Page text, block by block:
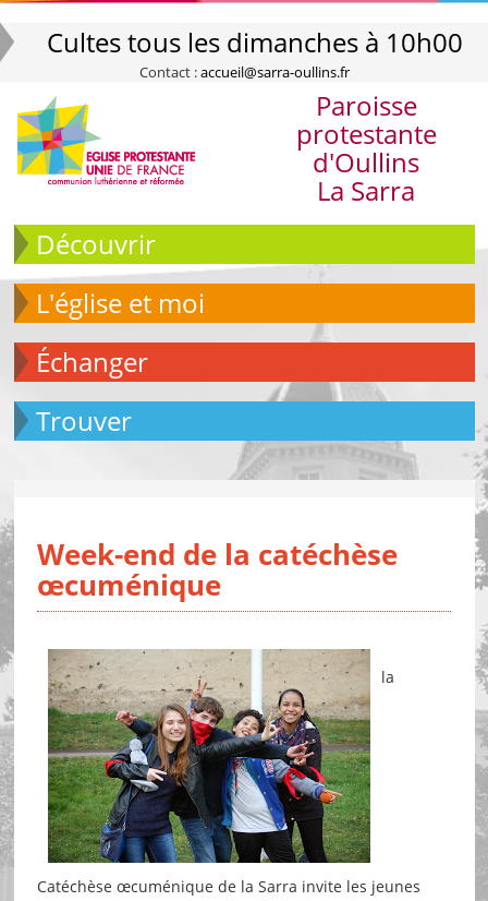
Cultes tous les dimanches à 10h00
Contact :accueil@sarra-oullins.fr
Paroisse
protestante
d'Oullins
La Sarra
Découvrir
L'église et moi
échanger
Trouver
Week-end de la catéchèse
œcuménique
la
Catéchèse œcuménique de la Sarra invite les jeunes